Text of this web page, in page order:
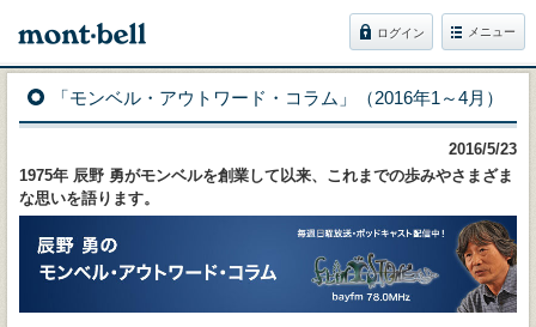
ログイン メニュー
「モンベル・アウトワード・コラム」（2016年1～4月）
2016/5/23
1975年 辰野 勇がモンベルを創業して以来、これまでの歩みやさまざま
な思いを語ります。